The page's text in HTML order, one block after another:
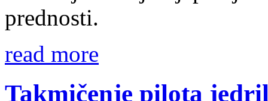
prednosti.
read more
Takmičenje pilota